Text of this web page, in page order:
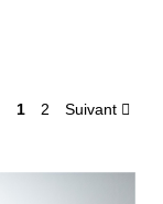
1 2 Suivant